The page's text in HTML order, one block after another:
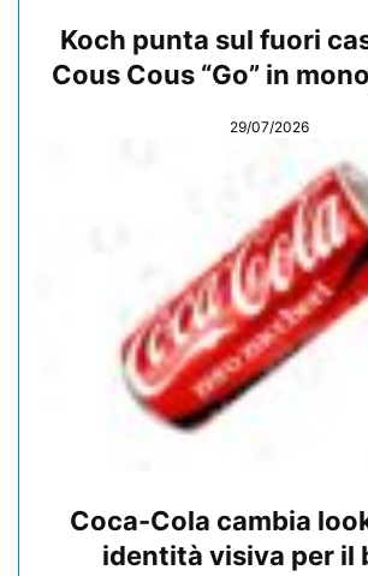
Koch punta sul fuori
Cous Cous “Go” in
29/07/2026
Coca-Cola cambia
identità visiva per il